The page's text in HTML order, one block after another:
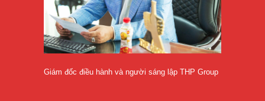
Giám đốc điều hành và người sáng lập THP Group